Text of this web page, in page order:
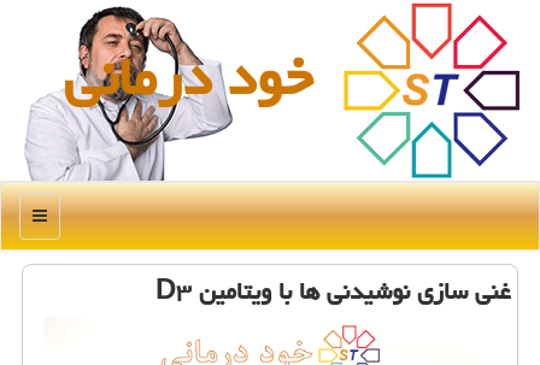
خود درمانی
منو
غنی سازی نوشیدنی ها با ویتامین D۳